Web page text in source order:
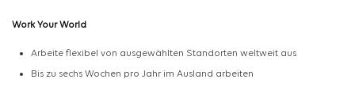
WorkYourWorld
Arbeite flexibel von ausgewählten Standorten weltweit aus
Bis zu sechs Wochen pro Jahr im Ausland arbeiten